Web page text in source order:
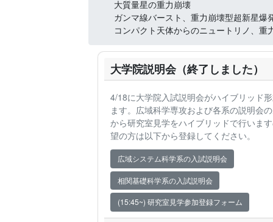
大質量星の重力崩壊
ガンマ線バースト、重力崩壊型超新星爆
コンパクト天体からのニュートリノ、重
大学院説明会（終了しました）
4/18に大学院入試説明会がハイブリッド
ます。広域科学専攻および各系の説明会
から研究室見学をハイブリッドで行いま
望の方は以下から登録してください。
広域システム科学系の入試説明会
相関基礎科学系の入試説明会
(15:45~) 研究室見学参加登録フォーム